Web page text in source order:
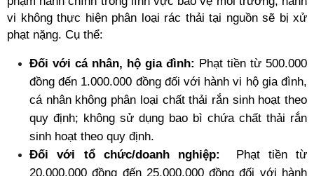
vi không thực hiện phân loại rác thải tại nguồn sẽ bị xử
phạt nặng. Cụ thể:
Đối với cá nhân, hộ gia đình: Phạt tiền từ 500.000
đồng đến 1.000.000 đồng đối với hành vi hộ gia đình,
cá nhân không phân loại chất thải rắn sinh hoạt theo
quy định; không sử dụng bao bì chứa chất thải rắn
sinh hoạt theo quy định.
Đối với tổ chức/doanh nghiệp:
Phạt tiền từ
20.000.000 đồng đến 25.000.000 đồng đối với hành